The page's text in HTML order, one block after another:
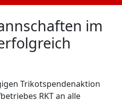
im
Trikotspendenaktion
RKT an alle